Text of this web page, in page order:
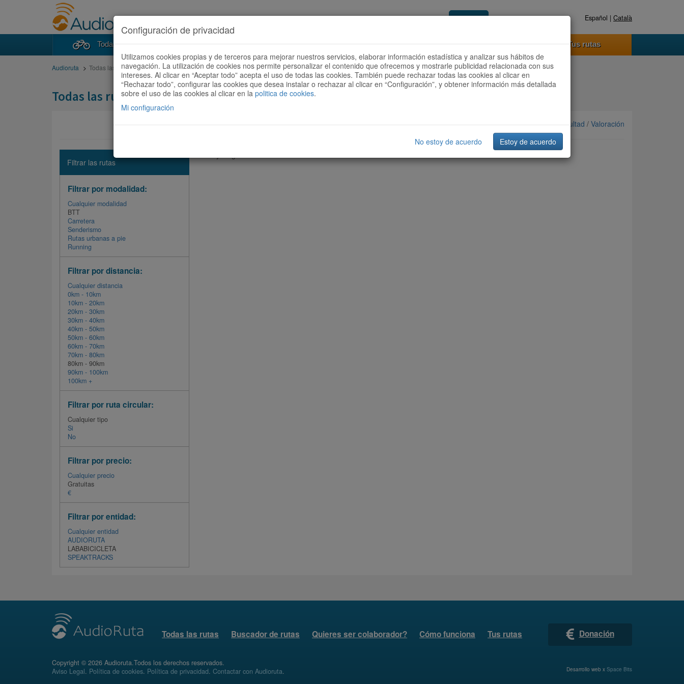
Acceder Registrate ahora Español | Català
Todas las rutas Buscador de rutas Quieres ser colaborador? Cómo funciona Tus rutas
Audioruta Todas las rutas
Todas las rutas
Ordenar por: Más recientes /Dificultad / Valoración
Filtrar las rutas
Filtrar por modalidad:
Cualquier modalidad
BTT
Carretera
Senderismo
Rutas urbanas a pie
Running
Filtrar por distancia:
Cualquier distancia
0km - 10km
10km - 20km
20km - 30km
30km - 40km
40km - 50km
50km - 60km
60km - 70km
70km - 80km
80km - 90km
90km - 100km
100km +
Filtrar por ruta circular:
Cualquier tipo
Si
No
Filtrar por precio:
Cualquier precio
Gratuitas
€
Filtrar por entidad:
Cualquier entidad
AUDIORUTA
LABABICICLETA
SPEAKTRACKS
Todas las rutas Buscador de rutas Quieres ser colaborador? Cómo funciona Tus rutas Donación
Copyright © 2026 Audioruta.Todos los derechos reservados.
Aviso Legal. Política de cookies. Política de privacidad. Contactar con Audioruta. Desarrollo web x Space Bits
Configuración de privacidad
Utilizamos cookies propias y de terceros para mejorar nuestros servicios, elaborar información estadística y analizar sus hábitos de
navegación. La utilización de cookies nos permite personalizar el contenido que ofrecemos y mostrarle publicidad relacionada con sus
intereses. Al clicar en “Aceptar todo” acepta el uso de todas las cookies. También puede rechazar todas las cookies al clicar en
“Rechazar todo”, configurar las cookies que desea instalar o rechazar al clicar en “Configuración”, y obtener información más detallada
sobre el uso de las cookies al clicar en la politica de cookies.
Mi configuración
No estoy de acuerdo Estoy de acuerdo